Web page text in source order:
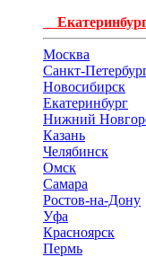
Москва
Санкт-
Новосибирск
Екатеринбург
Нижний
Казань
Челябинск
Омск
Самара
Ростов-на-Дону
Уфа
Красноярск
Пермь